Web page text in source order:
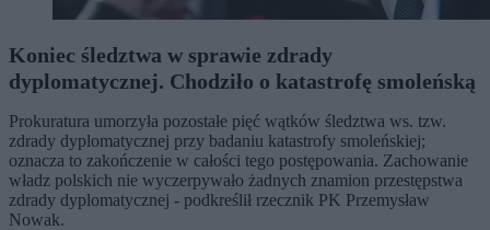
Koniec śledztwa w sprawie zdrady
dyplomatycznej. Chodziło o katastrofę smoleńską
Prokuratura umorzyła pozostałe pięć wątków śledztwa ws. tzw.
zdrady dyplomatycznej przy badaniu katastrofy smoleńskiej;
oznacza to zakończenie w całości tego postępowania. Zachowanie
władz polskich nie wyczerpywało żadnych znamion przestępstwa
zdrady dyplomatycznej - podkreślił rzecznik PK Przemysław
Nowak.